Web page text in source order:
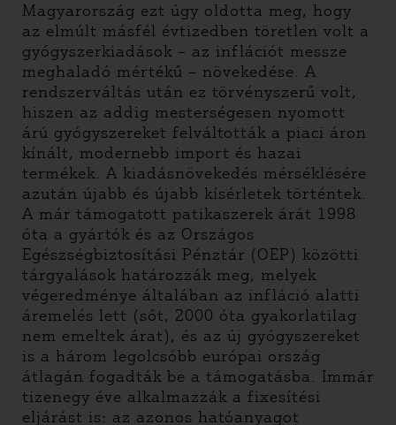
Magyarország ezt úgy oldotta meg, hogy
az elmúlt másfél évtizedben töretlen volt a
gyógyszerkiadások – az inflációt messze
meghaladó mértékű – növekedése. A
rendszerváltás után ez törvényszerű volt,
hiszen az addig mesterségesen nyomott
árú gyógyszereket felváltották a piaci áron
kínált, modernebb import és hazai
termékek. A kiadásnövekedés mérséklésére
azután újabb és újabb kísérletek történtek.
A már támogatott patikaszerek árát 1998
óta a gyártók és az Országos
Egészségbiztosítási Pénztár (OEP) közötti
tárgyalások határozzák meg, melyek
végeredménye általában az infláció alatti
áremelés lett (sőt, 2000 óta gyakorlatilag
nem emeltek árat), és az új gyógyszereket
is a három legolcsóbb európai ország
átlagán fogadták be a támogatásba. Immár
tizenegy éve alkalmazzák a fixesítési
eljárást is: az azonos hatóanyagot